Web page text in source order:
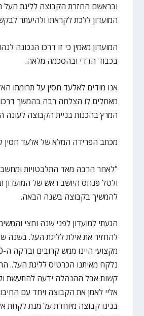
ובראשם החזרת הקבוצה לליגת
המועדון ללכת לקראתו ולהיעתר
המועדון מאמין כי זו דרכו הנכונה
בכבוד הדדי ובהסכמה מלאה.
אנו מודים לאלעד חסין על תרומתו
מאחלים לו הצלחה רבה בהמשך דרכו
המרץ בהכנות בניית הקבוצה לעונה
מכתב הפרידה המלא של אלעד חסין
"לאחר הרבה מאד התלבטויות
ולטל פנחס היושב ראש של המועדון
להמשיך בקבוצה בשנה הבאה.
הגעתי למועדון לפני שנה וחצי
להחזיר את אילת לליגת העל. בשנה
נלקח מאיתנו הכרטיס לליגת העל..
קשות אבל ההנהלה ידעה להתעשת
אליי לאמן את הקבוצה ויחד עם
בנינו קבוצה מיוחדת על מנת לקחת